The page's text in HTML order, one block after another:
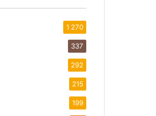
1 270
337
292
215
199